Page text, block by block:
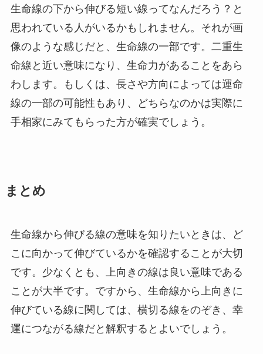
生命線の下から伸びる短い線ってなんだろう？と
思われている人がいるかもしれません。それが画
像のような感じだと、生命線の一部です。二重生
命線と近い意味になり、生命力があることをあら
わします。もしくは、長さや方向によっては運命
線の一部の可能性もあり、どちらなのかは実際に
手相家にみてもらった方が確実でしょう。
まとめ
生命線から伸びる線の意味を知りたいときは、ど
こに向かって伸びているかを確認することが大切
です。少なくとも、上向きの線は良い意味である
ことが大半です。ですから、生命線から上向きに
伸びている線に関しては、横切る線をのぞき、幸
運につながる線だと解釈するとよいでしょう。